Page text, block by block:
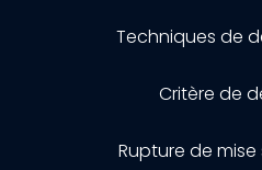
Techniques de
Critère de
Rupture de